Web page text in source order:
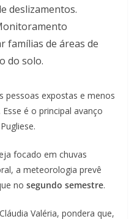
deslizamentos.
famílias de áreas de
do solo.
pessoas expostas e menos
é o principal avanço
focado em chuvas
a meteorologia prevê
no segundo semestre.
Valéria, pondera que,